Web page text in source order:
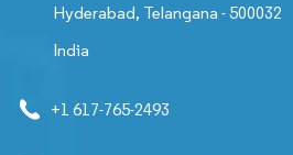
Hyderabad, Telangana - 500032
India
+1 617-765-2493